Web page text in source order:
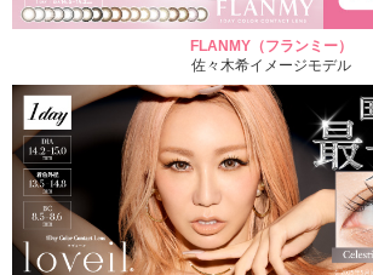
FLANMY（フランミー）
佐々木希イメージモデル